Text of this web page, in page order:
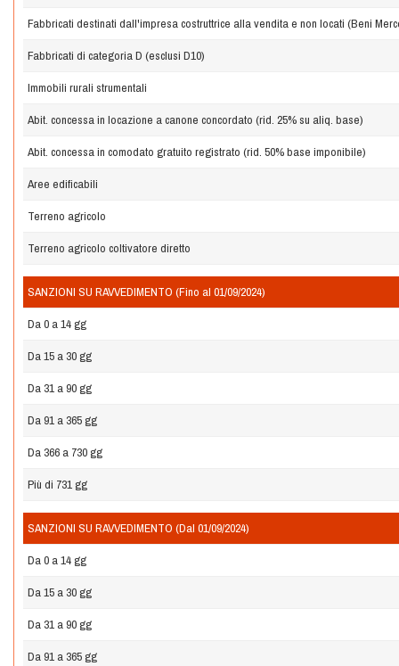
Fabbricati destinati dall'impresa costruttrice alla vendita e non locati (Beni
Fabbricati di categoria D (esclusi D10)
Immobili rurali strumentali
Abit. concessa in locazione a canone concordato (rid. 25% su aliq. base)
Abit. concessa in comodato gratuito registrato (rid. 50% base imponibile)
Aree edificabili
Terreno agricolo
Terreno agricolo coltivatore diretto
SANZIONI SU RAVVEDIMENTO (Fino al 01/09/2024)
Da 0 a 14 gg
Da 15 a 30 gg
Da 31 a 90 gg
Da 91 a 365 gg
Da 366 a 730 gg
Più di 731 gg
SANZIONI SU RAVVEDIMENTO (Dal 01/09/2024)
Da 0 a 14 gg
Da 15 a 30 gg
Da 31 a 90 gg
Da 91 a 365 gg